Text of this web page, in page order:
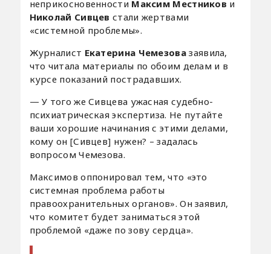
неприкосновенности Максим Местников и
Николай Сивцев стали жертвами
«системной проблемы».
Журналист Екатерина Чемезова заявила,
что читала материалы по обоим делам и в
курсе показаний пострадавших.
— У того же Сивцева ужасная судебно-
психиатрическая экспертиза. Не путайте
ваши хорошие начинания с этими делами,
кому он [Сивцев] нужен? – задалась
вопросом Чемезова.
Максимов оппонировал тем, что «это
системная проблема работы
правоохранительных органов». Он заявил,
что комитет будет заниматься этой
проблемой «даже по зову сердца».